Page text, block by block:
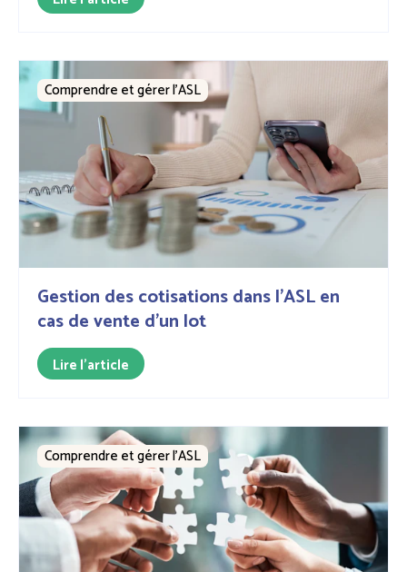
Gestion des cotisations dans l'ASL en
cas de vente d’un lot
Comprendre et gérer l’ASL
Lire l'article
Comprendre et gérer l’ASL